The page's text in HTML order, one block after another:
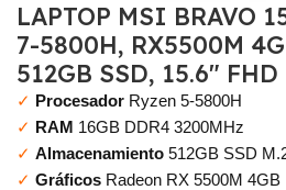
LAPTOP MSI BRAVO
7-5800H, RX5500M
512GB SSD, 15.6″ FHD
✓ Procesador Ryzen 5-5800H
✓ RAM 16GB DDR4 3200MHz
✓ Almacenamiento 512GB SSD
✓ Gráficos Radeon RX 5500M 4GB